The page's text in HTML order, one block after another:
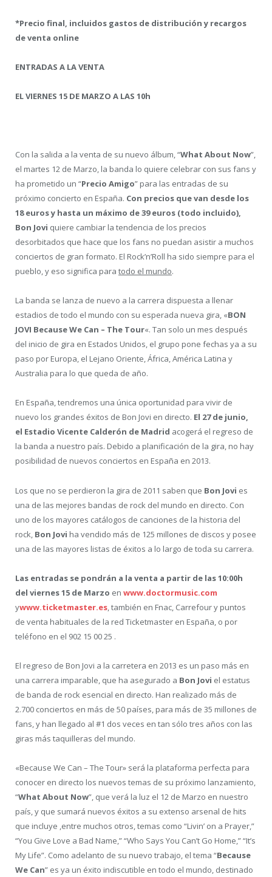
*Precio final, incluidos gastos de distribución y recargos
de venta online
ENTRADAS A LA VENTA
EL VIERNES 15 DE MARZO A LAS 10h
Con la salida a la venta de su nuevo álbum, “What About Now”,
el martes 12 de Marzo, la banda lo quiere celebrar con sus fans y
ha prometido un “Precio Amigo” para las entradas de su
próximo concierto en España. Con precios que van desde los
18 euros y hasta un máximo de 39 euros (todo incluido),
Bon Jovi quiere cambiar la tendencia de los precios
desorbitados que hace que los fans no puedan asistir a muchos
conciertos de gran formato. El Rock’n’Roll ha sido siempre para el
pueblo, y eso significa para todo el mundo.
La banda se lanza de nuevo a la carrera dispuesta a llenar
estadios de todo el mundo con su esperada nueva gira, «BON
JOVI Because We Can – The Tour«. Tan solo un mes después
del inicio de gira en Estados Unidos, el grupo pone fechas ya a su
paso por Europa, el Lejano Oriente, África, América Latina y
Australia para lo que queda de año.
En España, tendremos una única oportunidad para vivir de
nuevo los grandes éxitos de Bon Jovi en directo. El 27 de junio,
el Estadio Vicente Calderón de Madrid acogerá el regreso de
la banda a nuestro país. Debido a planificación de la gira, no hay
posibilidad de nuevos conciertos en España en 2013.
Los que no se perdieron la gira de 2011 saben que Bon Jovi es
una de las mejores bandas de rock del mundo en directo. Con
uno de los mayores catálogos de canciones de la historia del
rock, Bon Jovi ha vendido más de 125 millones de discos y posee
una de las mayores listas de éxitos a lo largo de toda su carrera.
Las entradas se pondrán a la venta a partir de las 10:00h
del viernes 15 de Marzo en www.doctormusic.com
ywww.ticketmaster.es, también en Fnac, Carrefour y puntos
de venta habituales de la red Ticketmaster en España, o por
teléfono en el 902 15 00 25 .
El regreso de Bon Jovi a la carretera en 2013 es un paso más en
una carrera imparable, que ha asegurado a Bon Jovi el estatus
de banda de rock esencial en directo. Han realizado más de
2.700 conciertos en más de 50 países, para más de 35 millones de
fans, y han llegado al #1 dos veces en tan sólo tres años con las
giras más taquilleras del mundo.
«Because We Can – The Tour» será la plataforma perfecta para
conocer en directo los nuevos temas de su próximo lanzamiento,
“What About Now”, que verá la luz el 12 de Marzo en nuestro
país, y que sumará nuevos éxitos a su extenso arsenal de hits
que incluye ,entre muchos otros, temas como “Livin’ on a Prayer,”
“You Give Love a Bad Name,” “Who Says You Can’t Go Home,” “It’s
My Life”. Como adelanto de su nuevo trabajo, el tema “Because
We Can” es ya un éxito indiscutible en todo el mundo, destinado